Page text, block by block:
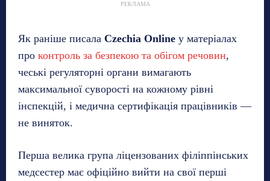
РЕКЛАМА
Як раніше писала Czechia Online у матеріалах
про контроль за безпекою та обігом речовин,
чеські регуляторні органи вимагають
максимальної суворості на кожному рівні
інспекцій, і медична сертифікація працівників —
не виняток.
Перша велика група ліцензованих філіппінських
медсестер має офіційно вийти на свої перші